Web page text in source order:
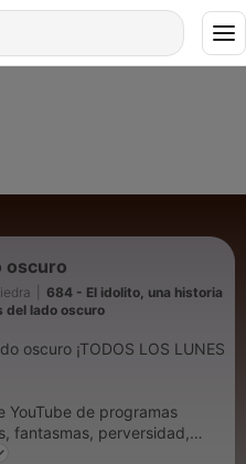
oscuro
684 - El idolito, una historia
del lado oscuro
oscuro ¡TODOS LOS LUNES
YouTube de programas
fantasmas, perversidad,
dramatizadas de relatos